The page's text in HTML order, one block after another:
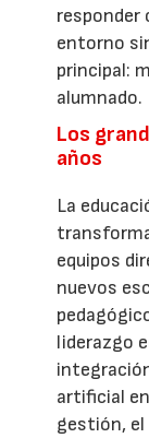
responder
entorno
principal:
alumnado.
Los
años
La
equipos
nuevos
liderazgo
artificial
gestión, el